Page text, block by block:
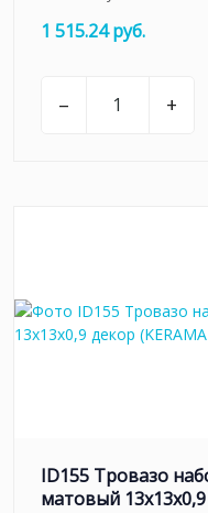
1 515.24 руб.
– +
ID155 Тровазо
матовый